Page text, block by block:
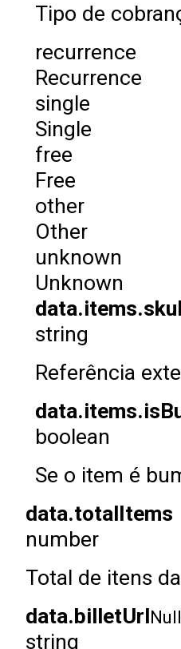
Tipo de
recurrence
Recurrence
single
Single
free
Free
other
Other
unknown
Unknown
string
Referência
boolean
Se o item é
data.totalItems
number
Total de itens
data.billetUrl
string